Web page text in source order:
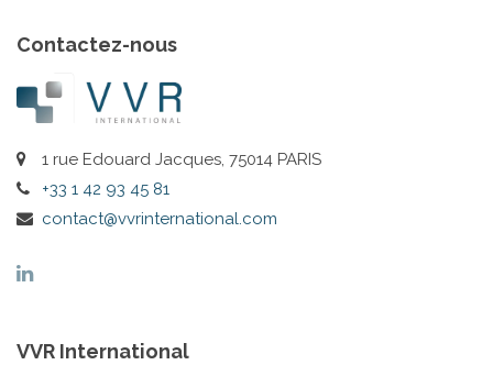
Contactez-nous
1 rue Edouard Jacques, 75014 PARIS
+33 1 42 93 45 81
contact@vvrinternational.com
VVR International